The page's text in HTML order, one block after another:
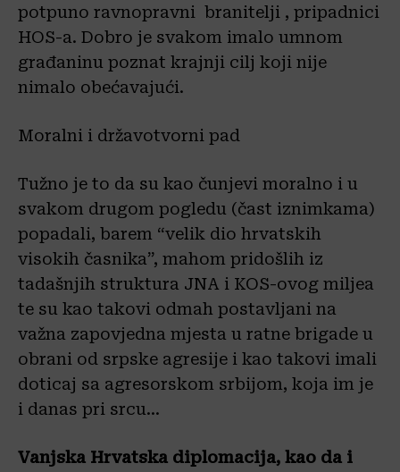
potpuno ravnopravni branitelji , pripadnici
HOS-a. Dobro je svakom imalo umnom
građaninu poznat krajnji cilj koji nije
nimalo obećavajući.
Moralni i državotvorni pad
Tužno je to da su kao čunjevi moralno i u
svakom drugom pogledu (čast iznimkama)
popadali, barem “velik dio hrvatskih
visokih časnika”, mahom pridošlih iz
tadašnjih struktura JNA i KOS-ovog miljea
te su kao takovi odmah postavljani na
važna zapovjedna mjesta u ratne brigade u
obrani od srpske agresije i kao takovi imali
doticaj sa agresorskom srbijom, koja im je
i danas pri srcu…
Vanjska Hrvatska diplomacija, kao da i